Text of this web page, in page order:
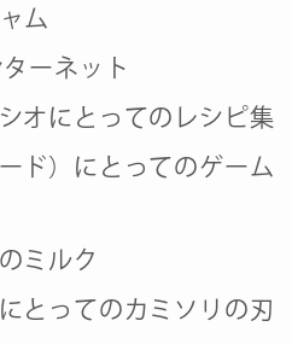
ム
ーネット
オにとってのレシピ集
ド）にとってのゲーム
ミルク
とってのカミソリの刃